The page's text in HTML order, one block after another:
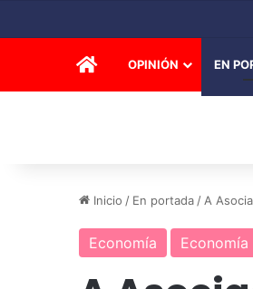
INICIOOPINIÓN EN
Inicio / En portada / A
Economía Economía